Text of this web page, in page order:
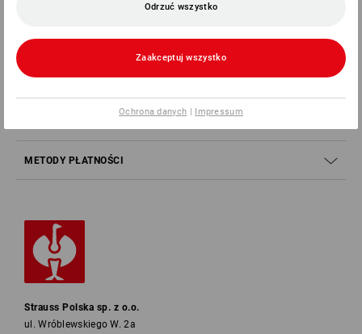
SERVICE
METODY PŁATNOŚCI
Strauss Polska sp. z o.o.
ul. Wróblewskiego W. 2a
Odrzuć wszystko
Zaakceptuj wszystko
Ochrona danych | Impressum